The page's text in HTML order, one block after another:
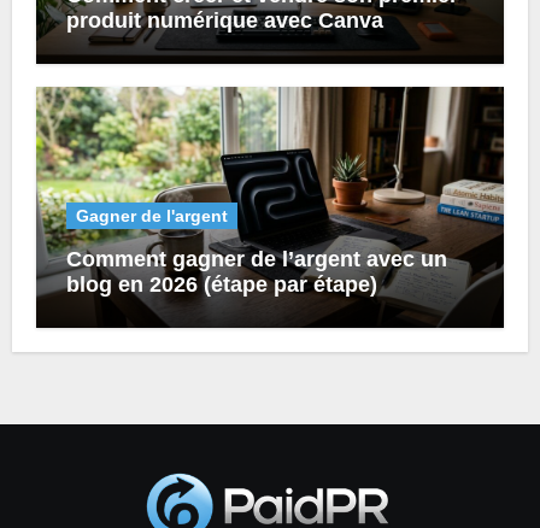
produit numérique avec Canva
Gagner de l'argent
Comment gagner de l’argent avec un
blog en 2026 (étape par étape)